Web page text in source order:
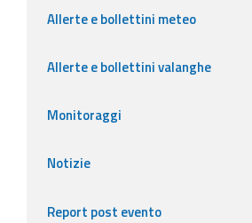
Contatti
Allerte e bollettini meteo
Allerte e bollettini valanghe
Monitoraggi
Notizie
Report post evento